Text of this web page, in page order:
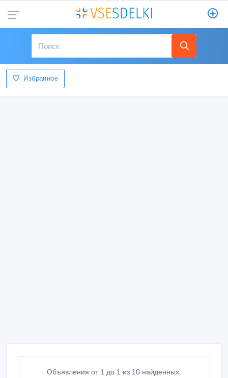
Избранное
Объявления от 1 до 1 из 10 найденных.